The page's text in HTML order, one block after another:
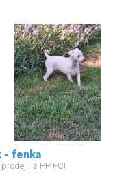
- fenka
s PP FCI